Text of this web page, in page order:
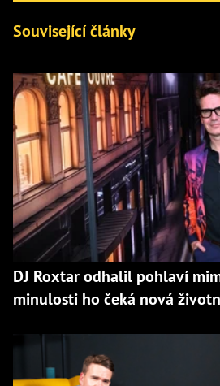
Související články
DJ Roxtar odhalil pohlaví
minulosti ho čeká nová